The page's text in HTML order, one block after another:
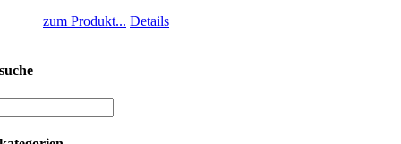
zum Produkt... Details